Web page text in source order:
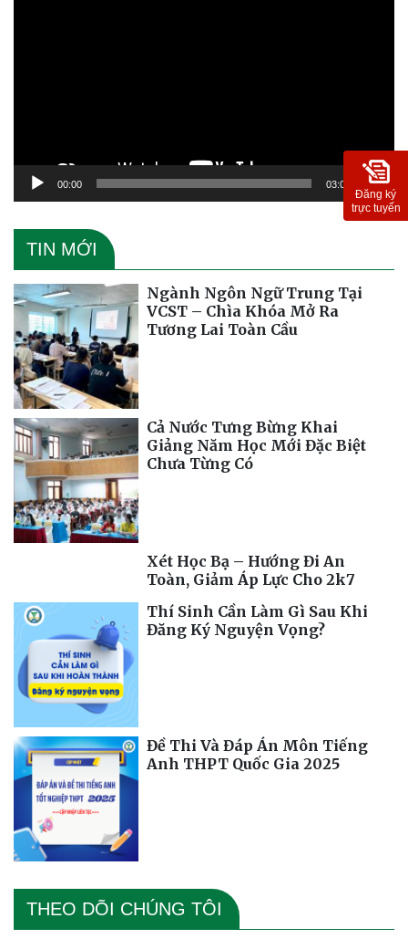
00:00 03:09
TIN MỚI
Ngành Ngôn Ngữ Trung Tại
VCST – Chìa Khóa Mở Ra
Tương Lai Toàn Cầu
Cả Nước Tưng Bừng Khai
Giảng Năm Học Mới Đặc Biệt
Chưa Từng Có
Xét Học Bạ – Hướng Đi An
Toàn, Giảm Áp Lực Cho 2k7
Thí Sinh Cần Làm Gì Sau Khi
Đăng Ký Nguyện Vọng?
Đề Thi Và Đáp Án Môn Tiếng
Anh THPT Quốc Gia 2025
THEO DÕI CHÚNG TÔI
Đăng ký
trực tuyến